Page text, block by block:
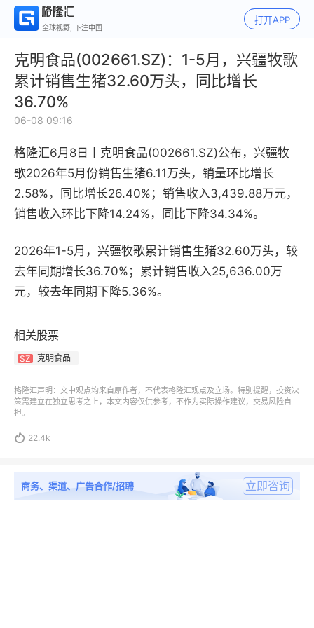
全球视野, 下注中国
打开APP
克明食品(002661.SZ)：1-5月，兴疆牧歌
累计销售生猪32.60万头，同比增长
36.70%
06-08 09:16
格隆汇6月8日丨 克明食品(002661.SZ)公布，兴疆牧
歌2026年5月份销售生猪6.11万头，销量环比增长
2.58%，同比增长26.40%；销售收入3,439.88万元，
销售收入环比下降14.24%，同比下降34.34%。
2026年1-5月，兴疆牧歌累计销售生猪32.60万头，较
去年同期增长36.70%；累计销售收入25,636.00万
元，较去年同期下降5.36%。
相关股票
SZ 克明食品
格隆汇声明：文中观点均来自原作者，不代表格隆汇观点及立场。特别提醒，投资决
策需建立在独立思考之上，本文内容仅供参考，不作为实际操作建议，交易风险自
担。
 22.4k
商务、渠道、广告合作/招聘 立即咨询